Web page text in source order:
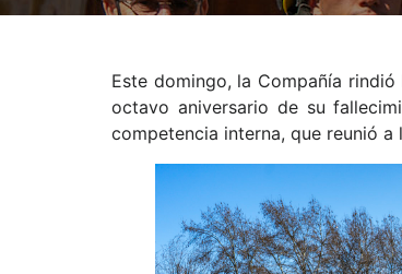
Este domingo, la Compañía
octavo aniversario de su
competencia interna, que reunió